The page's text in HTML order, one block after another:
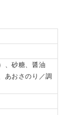
、砂糖、醤油
あおさのり／調